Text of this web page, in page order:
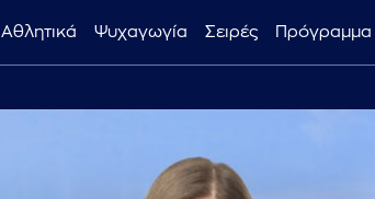
Αθλητικά Ψυχαγωγία Σειρές Πρόγραμμα